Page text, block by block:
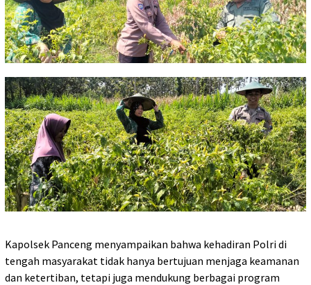
Kapolsek Panceng menyampaikan bahwa kehadiran Polri di
tengah masyarakat tidak hanya bertujuan menjaga keamanan
dan ketertiban, tetapi juga mendukung berbagai program